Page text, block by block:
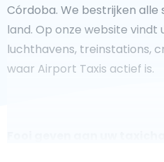
Córdoba. We bestrijken
land. Op onze website
luchthavens, treinstations,
waar Airport Taxis actief is.